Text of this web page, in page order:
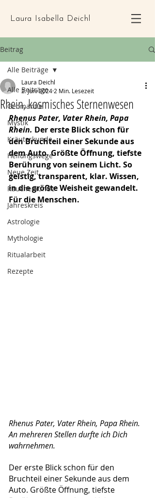
Laura Isabella Deichl
Beitrag
Alle Beiträge
Geomantie
Mystik
Kräuterkunde
Heilungswege
Neue Zeit
Räucherkunde
Jahreskreis
Astrologie
Mythologie
Ritualarbeit
Rezepte
Alle Beiträge
Rhein, kosmisches Sternenwesen
Laura Deichl
2. Juni 2024 2 Min. Lesezeit
Rhenus Pater, Vater Rhein, Papa
Rhein. Der erste Blick schon für
den Bruchteil einer Sekunde aus
dem Auto. Größte Öffnung, tiefste
Berührung von seinem Licht. So
geistig, transparent, klar. Wissen,
in die größte Weisheit gewandelt.
Für die Menschen.
Rhenus Pater, Vater Rhein, Papa Rhein.
An mehreren Stellen durfte ich Dich
wahrnehmen.
Der erste Blick schon für den
Bruchteil einer Sekunde aus dem
Auto. Größte Öffnung, tiefste